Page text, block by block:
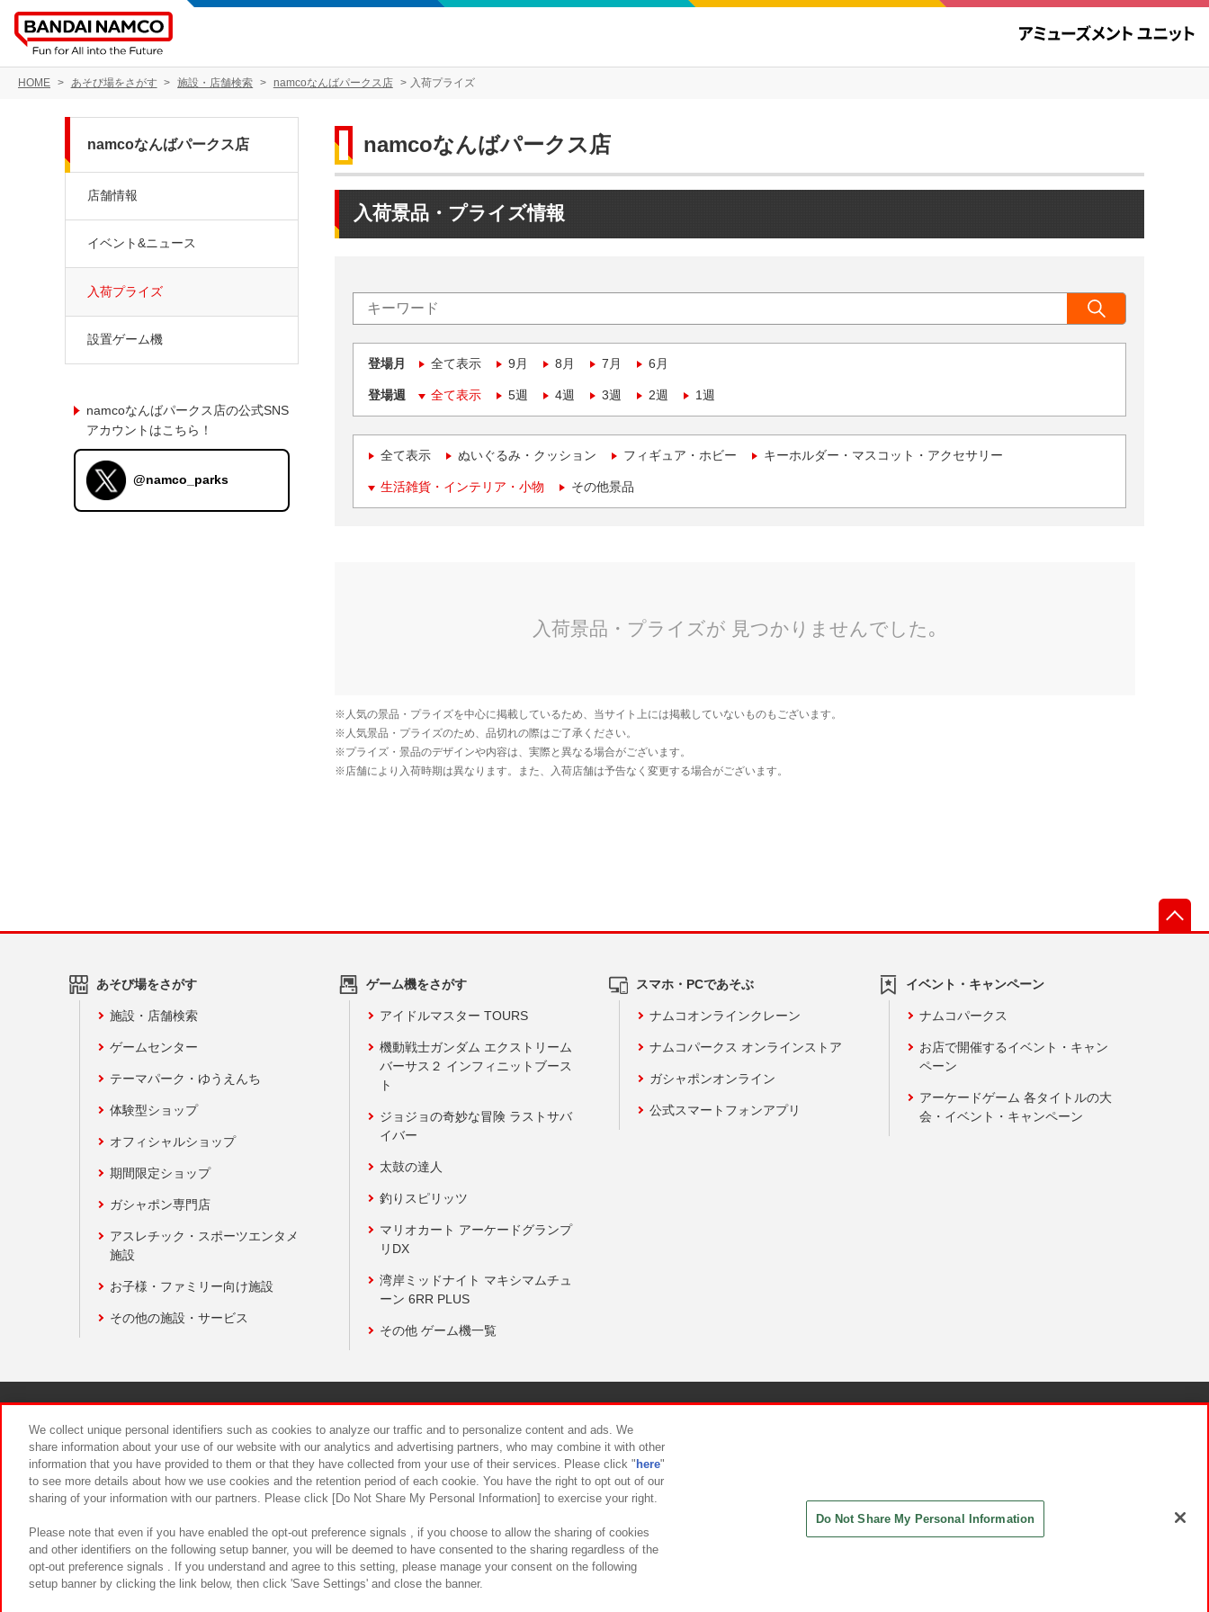
HOME あそび場をさがす 施設・店舗検索 namcoなんばパークス店 入荷プライズ
namcoなんばパークス店
入荷景品・プライズ情報
登場月 全て表示 9月 8月 7月 6月
登場週 全て表示 5週 4週 3週 2週 1週
全て表示 ぬいぐるみ・クッション フィギュア・ホビー キーホルダー・マスコット・アクセサリー
生活雑貨・インテリア・小物 その他景品
namcoなんばパークス店
店舗情報
イベント&ニュース
入荷プライズ
設置ゲーム機
namcoなんばパークス店の公式SNS
アカウントはこちら！
@namco_parks
あそび場をさがす
施設・店舗検索
ゲームセンター
テーマパーク・ゆうえんち
体験型ショップ
オフィシャルショップ
期間限定ショップ
ガシャポン専門店
アスレチック・スポーツエンタメ
施設
お子様・ファミリー向け施設
その他の施設・サービス
ゲーム機をさがす
アイドルマスター TOURS
機動戦士ガンダム エクストリーム
バーサス２ インフィニットブース
ト
ジョジョの奇妙な冒険 ラストサバ
イバー
太鼓の達人
釣りスピリッツ
マリオカート アーケードグランプ
リDX
湾岸ミッドナイト マキシマムチュ
ーン 6RR PLUS
その他 ゲーム機一覧
スマホ・PCであそぶ
ナムコオンラインクレーン
ナムコパークス オンラインストア
ガシャポンオンライン
公式スマートフォンアプリ
イベント・キャンペーン
ナムコパークス
お店で開催するイベント・キャン
ペーン
アーケードゲーム 各タイトルの大
会・イベント・キャンペーン
食品のご提供について カスタマーハラスメント対応方針
We collect unique personal identifiers such as cookies to analyze our traffic and to personalize content and ads. We
share information about your use of our website with our analytics and advertising partners, who may combine it with other
information that you have provided to them or that they have collected from your use of their services. Please click " here"
to see more details about how we use cookies and the retention period of each cookie. You have the right to opt out of our
sharing of your information with our partners. Please click [Do Not Share My Personal Information] to exercise your right.
Please note that even if you have enabled the opt-out preference signals , if you choose to allow the sharing of cookies
and other identifiers on the following setup banner, you will be deemed to have consented to the sharing regardless of the
opt-out preference signals . If you understand and agree to this setting, please manage your consent on the following
setup banner by clicking the link below, then click 'Save Settings' and close the banner.
Do Not Share My Personal Information